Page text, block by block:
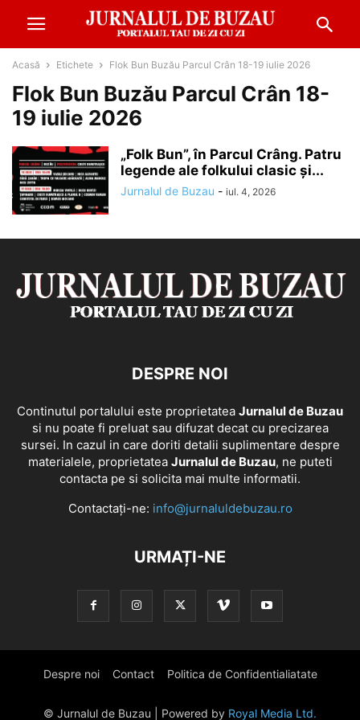
Acasă Etichete Flok Bun Buzău Parcul Crân 18-19 iulie 2026
Flok Bun Buzău Parcul Crân 18-
19 iulie 2026
„Folk Bun”, în Parcul Crâng. Patru
legende ale folkului clasic și...
Jurnalul de Buzau - iul. 4, 2026
DESPRE NOI
Continutul portalului este proprietatea Jurnalul de Buzau
si nu poate fi preluat sau difuzat decat cu precizarea
sursei. In cazul in care doriti detalii suplimentare despre
materialele, proprietatea Jurnalul de Buzau, ne puteti
contacta pe si solicita mai multe informatii.
Contactați-ne: info@jurnaluldebuzau.ro
URMAȚI-NE
Despre noi Contact Politica de Confidentialiatate
© Jurnalul de Buzau | Powered by Royal Media Ltd.